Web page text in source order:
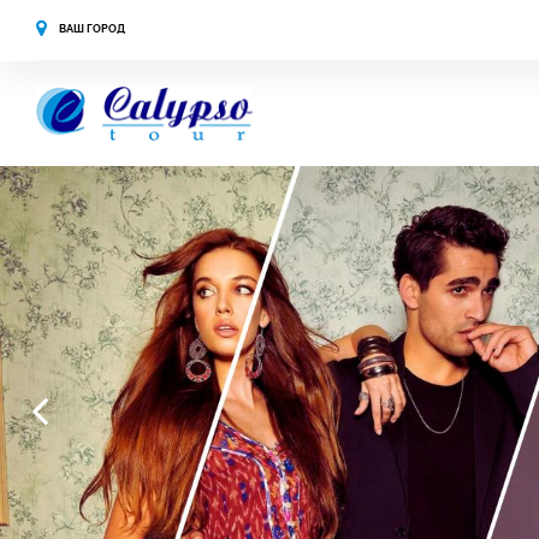
ВАШ ГОРОД